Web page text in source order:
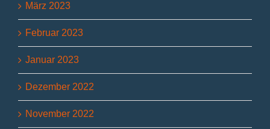
März 2023
Februar 2023
Januar 2023
Dezember 2022
November 2022